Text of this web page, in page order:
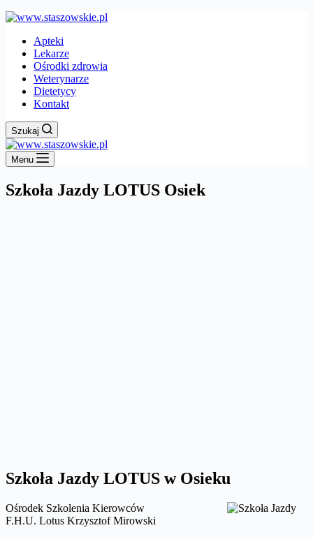
Apteki
Lekarze
Ośrodki zdrowia
Weterynarze
Dietetycy
Kontakt
Szukaj
Menu
Szkoła Jazdy LOTUS Osiek
Szkoła Jazdy LOTUS w Osieku
Ośrodek Szkolenia Kierowców
F.H.U. Lotus Krzysztof Mirowski